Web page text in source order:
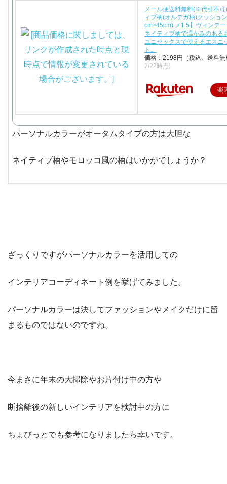
メール便送料無料(※代引不可
ィブ柄(オルテガ柄)クッショ
cm×45cm) メ1.5】ヴィンテ
ネイティブ柄で温かみのある
ユニセックスで使えるエスニ
ト。
価格：2198円（税込、送料
2/22時点)
楽
パーソナルカラーがオータムタイプの方は大胆な
ネイティブ柄やモロッコ風の柄はいかがでしょうか？
ざっくりですがパーソナルカラーを活用しての
インテリアコーディネート例を挙げてみました。
パーソナルカラーは決してファッションやメイクだけに留
まるものではないのですね。
今まさに年末の大掃除やお片付け中の方や
断捨離後の新しいインテリアを検討中の方に
ちょびっとでも参考になりましたら幸いです。